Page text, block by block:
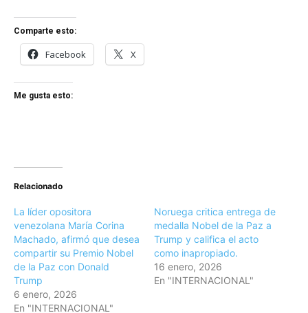
Comparte esto:
Facebook X
Me gusta esto:
Relacionado
La líder opositora
venezolana María Corina
Machado, afirmó que desea
compartir su Premio Nobel
de la Paz con Donald
Trump
6 enero, 2026
En "INTERNACIONAL"
Noruega critica entrega de
medalla Nobel de la Paz a
Trump y califica el acto
como inapropiado.
16 enero, 2026
En "INTERNACIONAL"